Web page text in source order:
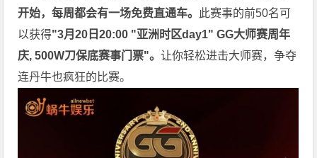
开始，每周都会有一场免费直通车。 此赛事的前50名可
以获得"3月20日20:00 "亚洲时区day1" GG大师赛周年
庆, 500W刀保底赛事门票"。让你轻松进击大师赛，争夺
连丹牛也疯狂的比赛。